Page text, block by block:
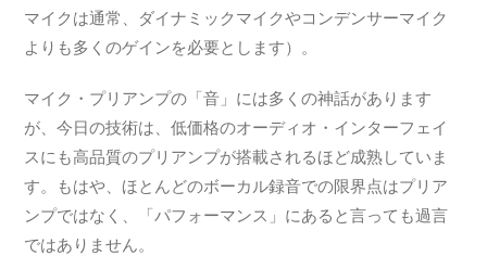
マイクは通常、ダイナミックマイクやコンデンサーマイク
よりも多くのゲインを必要とします）。
マイク・プリアンプの「音」には多くの神話があります
が、今日の技術は、低価格のオーディオ・インターフェイ
スにも高品質のプリアンプが搭載されるほど成熟していま
す。もはや、ほとんどのボーカル録音での限界点はプリア
ンプではなく、「パフォーマンス」にあると言っても過言
ではありません。